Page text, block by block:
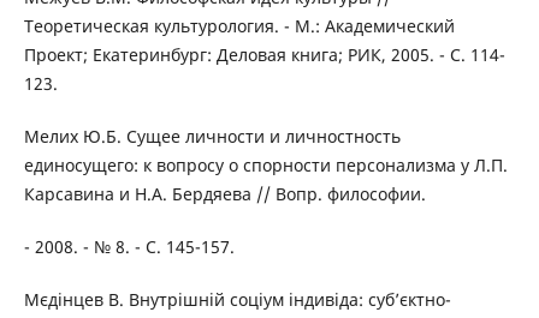
Теоретическая культурология. - М.: Академический
Проект; Екатеринбург: Деловая книга; РИК, 2005. - С. 114-
123.
Мелих Ю.Б. Сущее личности и личностность
единосущего: к вопросу о спорности персонализма у Л.П.
Карсавина и Н.А. Бердяева // Вопр. философии.
- 2008. - № 8. - С. 145-157.
Мєдінцев В. Внутрішній соціум індивіда: суб’єктно-